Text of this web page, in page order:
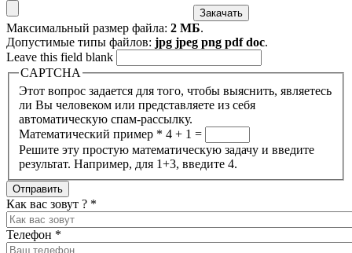
Максимальный размер файла: 2 МБ.
Допустимые типы файлов: jpg jpeg png pdf doc.
Leave this field blank
CAPTCHA
Этот вопрос задается для того, чтобы выяснить, являетесь
ли Вы человеком или представляете из себя
автоматическую спам-рассылку.
Математический пример * 4 + 1 =
Решите эту простую математическую задачу и введите
результат. Например, для 1+3, введите 4.
Как вас зовут ? *
Телефон *